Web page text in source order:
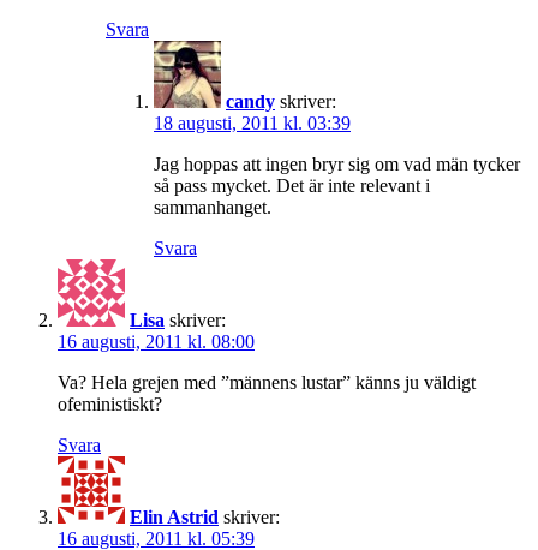
Svara
candy skriver:
18 augusti, 2011 kl. 03:39
Jag hoppas att ingen bryr sig om vad män tycker
så pass mycket. Det är inte relevant i
sammanhanget.
Svara
Lisa skriver:
16 augusti, 2011 kl. 08:00
Va? Hela grejen med ”männens lustar” känns ju väldigt
ofeministiskt?
Svara
Elin Astrid skriver:
16 augusti, 2011 kl. 05:39